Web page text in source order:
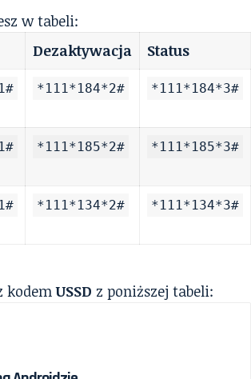
w tabeli:
Dezaktywacja
Status
*111*184*2# *111*184*3#
*111*185*2# *111*185*3#
*111*134*2# *111*134*3#
kodemUSSD z poniższej tabeli: